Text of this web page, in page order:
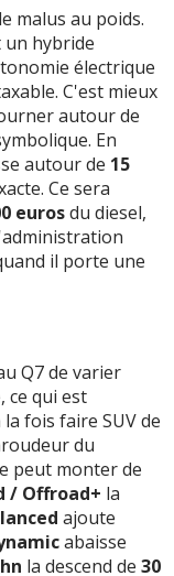
malus au poids.
un hybride
électrique
C'est mieux
autour de
En
autour de 15
Ce sera
eurosdu diesel,
il porte une
Q7 de varier
ce qui est
fois faire SUV de
du
peut monter de
/ Offroad+ la
ajoute
abaisse
la descend de 30